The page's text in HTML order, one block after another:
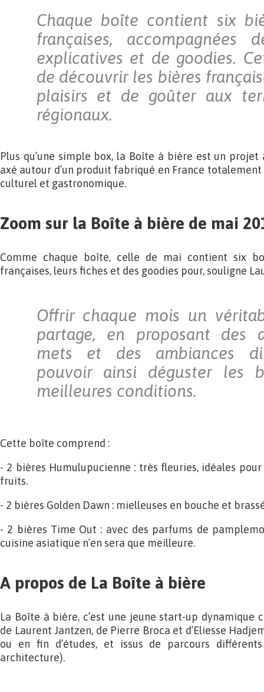
Chaque boîte contient six
françaises, accompagnées
explicatives et de goodies.
de découvrir les bières
plaisirs et de goûter aux
régionaux.
Plus qu’une simple box, la Boîte à bière est un
axé autour d’un produit fabriqué en France
culturel et gastronomique.
Zoom sur la Boîte à bière de mai
Comme chaque boîte, celle de mai contient six
françaises, leurs fiches et des goodies pour, souligne
Offrir chaque mois un
partage, en proposant des
mets et des ambiances
pouvoir ainsi déguster les
meilleures conditions.
Cette boîte comprend :
- 2 bières Humulupucienne : très fleuries, idéales
fruits.
- 2 bières Golden Dawn : mielleuses en bouche et
- 2 bières Time Out : avec des parfums de
cuisine asiatique n’en sera que meilleure.
A propos de La Boîte à bière
La Boîte à bière, c’est une jeune start-up dynamique
de Laurent Jantzen, de Pierre Broca et d’Eliesse
ou en fin d’études, et issus de parcours
architecture).